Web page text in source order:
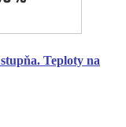
Teploty na